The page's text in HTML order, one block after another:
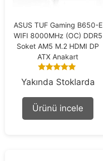
ASUS TUF Gaming B650-E
WIFI 8000MHz (OC) DDR5
Soket AM5 M.2 HDMI DP
ATX Anakart
5.00
out of 5
Yakında Stoklarda
Ürünü incele